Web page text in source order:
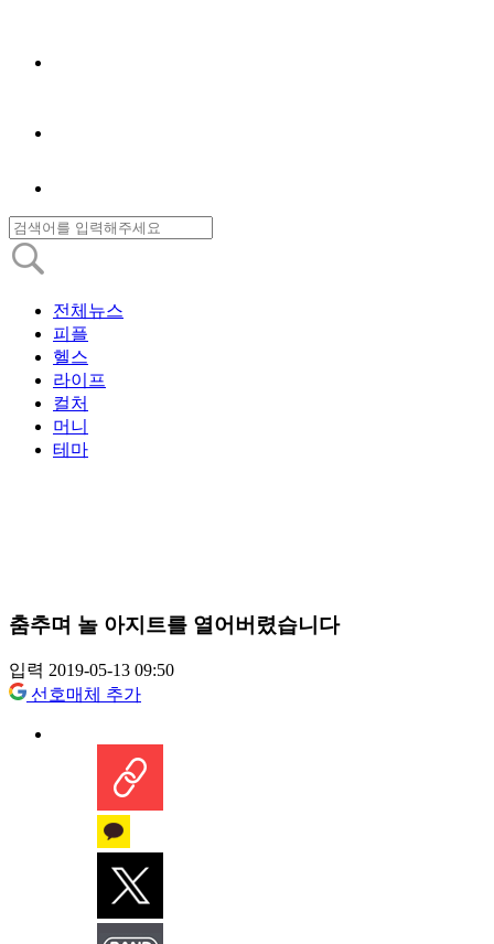
전체뉴스
피플
헬스
라이프
컬처
머니
테마
춤추며 놀 아지트를 열어버렸습니다
입력 2019-05-13 09:50
선호매체 추가